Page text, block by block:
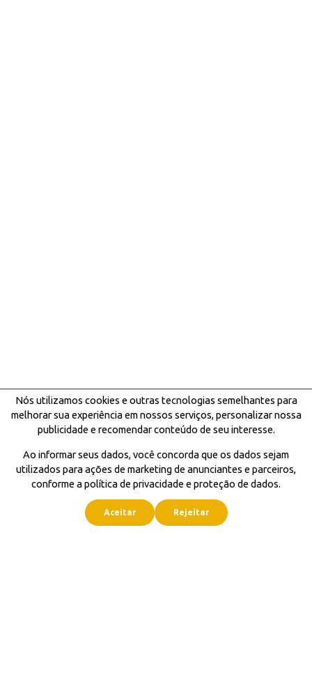
Nós utilizamos cookies e outras tecnologias semelhantes para
melhorar sua experiência em nossos serviços, personalizar nossa
publicidade e recomendar conteúdo de seu interesse.
Ao informar seus dados, você concorda que os dados sejam
utilizados para ações de marketing de anunciantes e parceiros,
conforme a política de privacidade e proteção de dados.
Aceitar Rejeitar